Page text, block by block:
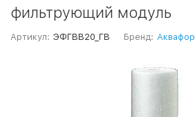
фильтрующий модуль
Артикул: ЭФГBB20_ГВ Бренд: Аквафор